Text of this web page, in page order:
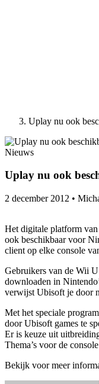
Uplay nu ook
Nieuws
Uplay nu ook
2 december 2012 •
Het digitale platform
ook beschikbaar voor
client op elke console
Gebruikers van de Wii
downloaden in
verwijst Ubisoft je door
Met het speciale
door Ubisoft games te
Er is keuze uit
Thema’s voor de
Bekijk voor meer